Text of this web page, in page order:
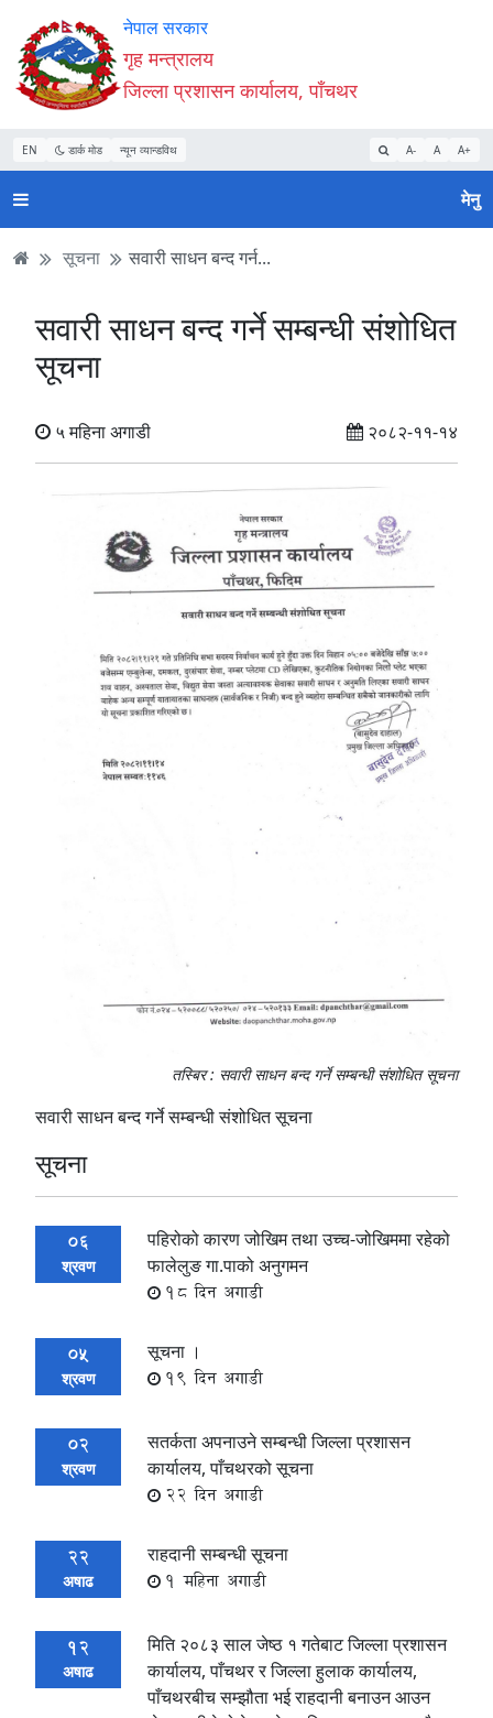
Accessibility
Mode
सुरु
गर्नुहोस्
सामाग्री
पढ्नुहाेस्
नेभिगेसन
पढ्नुहाेस्
वेबसाइट
खोजमा
जानुहोस्
नेपाल सरकार
गृह मन्त्रालय
जिल्ला प्रशासन कार्यालय, पाँचथर
EN डार्क मोड न्यून व्यान्डविथ A- A A+
मेनु
सूचना सवारी साधन बन्द गर्न...
सवारी साधन बन्द गर्ने सम्बन्धी संशोधित
सूचना
५ महिना अगाडी २०८२-११-१४
तस्बिर : सवारी साधन बन्द गर्ने सम्बन्धी संशोधित सूचना
सवारी साधन बन्द गर्ने सम्बन्धी संशोधित सूचना
सूचना
06
श्रवण
पहिरोको कारण जोखिम तथा उच्च-जोखिममा रहेको
फालेलुङ गा.पाको अनुगमन
18 दिन अगाडी
05
श्रवण
सूचना ।
19 दिन अगाडी
02
श्रवण
सतर्कता अपनाउने सम्बन्धी जिल्ला प्रशासन
कार्यालय, पाँचथरको सूचना
22 दिन अगाडी
22
अषाढ
राहदानी सम्बन्धी सूचना
1 महिना अगाडी
12
अषाढ
मिति २०८३ साल जेष्ठ १ गतेबाट जिल्ला प्रशासन
कार्यालय, पाँचथर र जिल्ला हुलाक कार्यालय,
पाँचथरबीच सम्झौता भई राहदानी बनाउन आउन